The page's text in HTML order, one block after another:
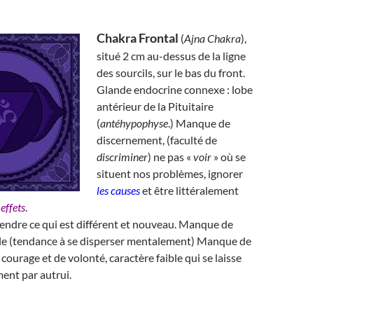
Chakra Frontal (Ajna Chakra),
situé 2 cm au-dessus de la ligne
des sourcils, sur le bas du front.
Glande endocrine connexe : lobe
antérieur de la Pituitaire
(antéhypophyse.) Manque de
discernement, (faculté de
discriminer) ne pas « voir » où se
situent nos problèmes, ignorer
les causeset être littéralement
.
ce qui est différent et nouveau. Manque de
(tendance à se disperser mentalement) Manque de
et de volonté, caractère faible qui se laisse
par autrui.